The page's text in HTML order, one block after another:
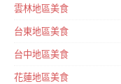
雲林地區美食
台東地區美食
台中地區美食
花蓮地區美食